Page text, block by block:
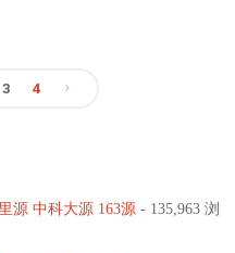
3 4
源 中科大源 163源- 135,963 浏